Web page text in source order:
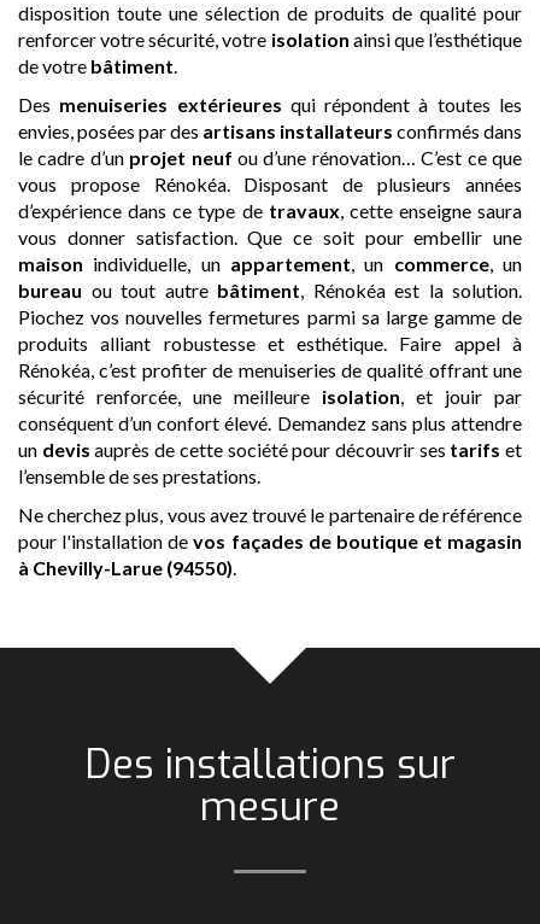
disposition toute une sélection de produits de qualité pour
renforcer votre sécurité, votre isolation ainsi que l’esthétique
de votre bâtiment.
Des menuiseries extérieures qui répondent à toutes les
envies, posées par des artisans installateurs confirmés dans
le cadre d’un projet neuf ou d’une rénovation… C’est ce que
vous propose Rénokéa. Disposant de plusieurs années
d’expérience dans ce type de travaux, cette enseigne saura
vous donner satisfaction. Que ce soit pour embellir une
maison individuelle, un appartement, un commerce, un
bureau ou tout autre bâtiment, Rénokéa est la solution.
Piochez vos nouvelles fermetures parmi sa large gamme de
produits alliant robustesse et esthétique. Faire appel à
Rénokéa, c’est profiter de menuiseries de qualité offrant une
sécurité renforcée, une meilleure isolation, et jouir par
conséquent d’un confort élevé. Demandez sans plus attendre
un devis auprès de cette société pour découvrir ses tarifs et
l’ensemble de ses prestations.
Ne cherchez plus, vous avez trouvé le partenaire de référence
pour l'installation devos façades de boutique et magasin
à Chevilly-Larue (94550).
Des installations sur
mesure